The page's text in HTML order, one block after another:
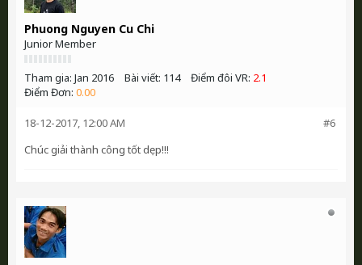
Phuong Nguyen Cu Chi
Junior Member
Tham gia: Jan 2016 Bài viết: 114 Điểm đôi VR: 2.1
Điểm Đơn: 0.00
#6
18-12-2017, 12:00 AM
Chúc giải thành công tốt dẹp!!!